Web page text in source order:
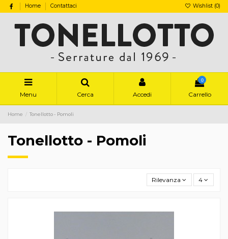
Home Contattaci Wishlist (0)
Menu Cerca Accedi
0
Carrello
Home Tonellotto - Pomoli
Tonellotto - Pomoli
Rilevanza 4